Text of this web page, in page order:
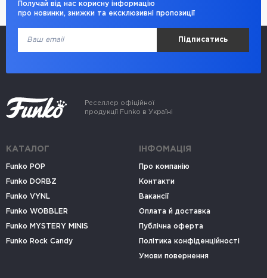
Получай від нас корисну інформацію
про новинки, знижки та ексклюзивні пропозиції
Підписатись
Реселлер офіційної
продукції Funko в Україні
КАТАЛОГ
Funko POP
Funko DORBZ
Funko VYNL
Funko WOBBLER
Funko MYSTERY MINIS
Funko Rock Candy
ІНФОМАЦІЯ
Про компанію
Контакти
Вакансії
Оплата й доставка
Публічна оферта
Політика конфіденційності
Умови повернення